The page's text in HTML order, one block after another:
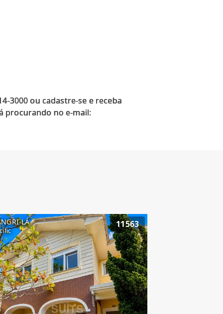
3000 ou cadastre-se e receba
procurando no e-mail:
LÁ 11563